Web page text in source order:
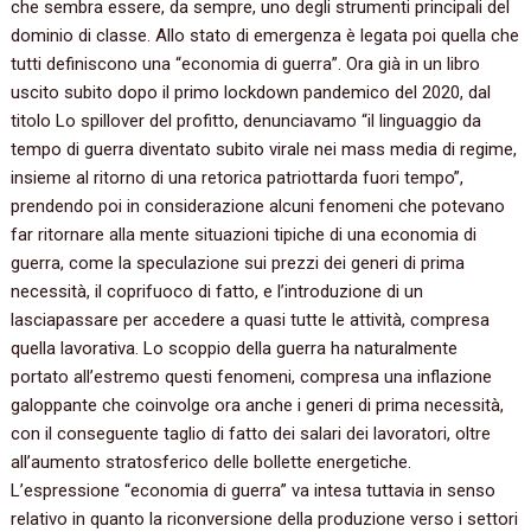
che sembra essere, da sempre, uno degli strumenti principali del
dominio di classe. Allo stato di emergenza è legata poi quella che
tutti definiscono una “economia di guerra”. Ora già in un libro
uscito subito dopo il primo lockdown pandemico del 2020, dal
titolo Lo spillover del profitto, denunciavamo “il linguaggio da
tempo di guerra diventato subito virale nei mass media di regime,
insieme al ritorno di una retorica patriottarda fuori tempo”,
prendendo poi in considerazione alcuni fenomeni che potevano
far ritornare alla mente situazioni tipiche di una economia di
guerra, come la speculazione sui prezzi dei generi di prima
necessità, il coprifuoco di fatto, e l’introduzione di un
lasciapassare per accedere a quasi tutte le attività, compresa
quella lavorativa. Lo scoppio della guerra ha naturalmente
portato all’estremo questi fenomeni, compresa una inflazione
galoppante che coinvolge ora anche i generi di prima necessità,
con il conseguente taglio di fatto dei salari dei lavoratori, oltre
all’aumento stratosferico delle bollette energetiche.
L’espressione “economia di guerra” va intesa tuttavia in senso
relativo in quanto la riconversione della produzione verso i settori